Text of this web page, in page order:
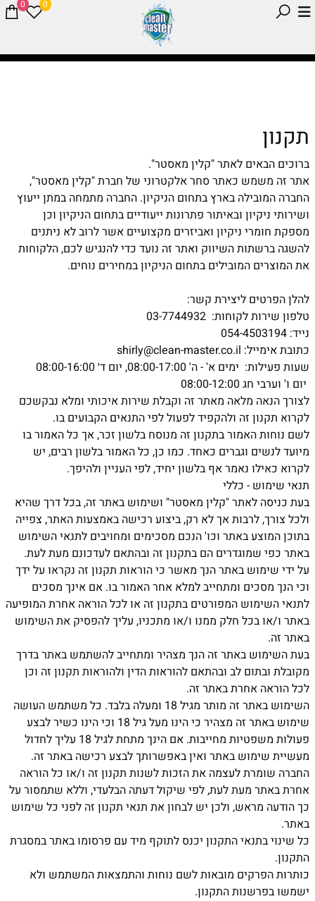
0 0
תקנון
ברוכים הבאים לאתר "קלין מאסטר".
אתר זה משמש כאתר סחר אלקטרוני של חברת "קלין מאסטר",
החברה המובילה בארץ בתחום הניקיון. החברה מתמחה במתן ייעוץ
ושירותי ניקיון ובאיתור פתרונות ייעודיים בתחום הניקיון וכן
מספקת חומרי ניקיון ואביזרים מקצועיים אשר לרוב לא ניתנים
להשגה ברשתות השיווק ואתר זה נועד כדי להנגיש לכם, הלקוחות
את המוצרים המובילים בתחום הניקיון במחירים נוחים.
להלן הפרטים ליצירת קשר:
טלפון שירות לקוחות: 03-7744932
נייד: 054-4503194
כתובת אימייל: shirly@clean-master.co.il
שעות פעילות: ימים א' - ה' 08:00-17:00, יום ד׳ 08:00-16:00
יום ו' וערבי חג 08:00-12:00
לצורך הנאה מלאה מאתר זה וקבלת שירות איכותי ומלא נבקשכם
לקרוא תקנון זה ולהקפיד לפעול לפי התנאים הקבועים בו.
לשם נוחות האמור בתקנון זה מנוסח בלשון זכר, אך כל האמור בו
מיועד לנשים וגברים כאחד. כמו כן, כל האמור בלשון רבים, יש
לקרוא כאילו נאמר אף בלשון יחיד, לפי העניין ולהיפך.
תנאי שימוש - כללי
בעת כניסה לאתר "קלין מאסטר" ושימוש באתר זה, בכל דרך שהיא
ולכל צורך, לרבות אך לא רק, ביצוע רכישה באמצעות האתר, צפייה
בתוכן המוצע באתר וכו' הנכם מסכימים ומחויבים לתנאי השימוש
באתר כפי שמוגדרים הם בתקנון זה ובהתאם לעדכונם מעת לעת.
על ידי שימוש באתר הנך מאשר כי הוראות תקנון זה נקראו על ידך
וכי הנך מסכים ומתחייב למלא אחר האמור בו. אם אינך מסכים
לתנאי השימוש המפורטים בתקנון זה או לכל הוראה אחרת המופיעה
באתר ו/או בכל חלק ממנו ו/או מתכניו, עליך להפסיק את השימוש
באתר זה.
בעת השימוש באתר זה הנך מצהיר ומתחייב להשתמש באתר בדרך
מקובלת ובתום לב ובהתאם להוראות הדין ולהוראות תקנון זה וכן
לכל הוראה אחרת באתר זה.
השימוש באתר זה מותר מגיל 18 ומעלה בלבד. כל משתמש העושה
שימוש באתר זה מצהיר כי הינו מעל גיל 18 וכי הינו כשיר לבצע
פעולות משפטיות מחייבות. אם הינך מתחת לגיל 18 עליך לחדול
מעשיית שימוש באתר ואין באפשרותך לבצע רכישה באתר זה.
החברה שומרת לעצמה את הזכות לשנות תקנון זה ו/או כל הוראה
אחרת באתר מעת לעת, לפי שיקול דעתה הבלעדי, וללא שתמסור על
כך הודעה מראש, ולכן יש לבחון את תנאי תקנון זה לפני כל שימוש
באתר.
כל שינוי בתנאי התקנון יכנס לתוקף מיד עם פרסומו באתר במסגרת
התקנון.
כותרות הפרקים מובאות לשם נוחות והתמצאות המשתמש ולא
ישמשו בפרשנות התקנון.